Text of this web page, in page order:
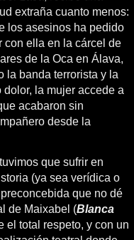
extraña cuanto menos:
los asesinos ha pedido
con ella en la cárcel de
de la Oca en Álava,
la banda terrorista y la
dolor, la mujer accede a
acabaron sin
desde la
que sufrir en
(ya sea verídica o
que no dé
de Maixabel (Blanca
el total respeto, y con un